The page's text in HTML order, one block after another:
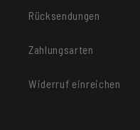
Rücksendungen
Zahlungsarten
Widerruf einreichen